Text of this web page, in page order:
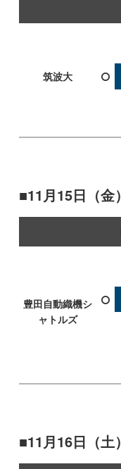
筑波大
11月15日（金）
豊田自動織機シ
ャトルズ
11月16日（土）